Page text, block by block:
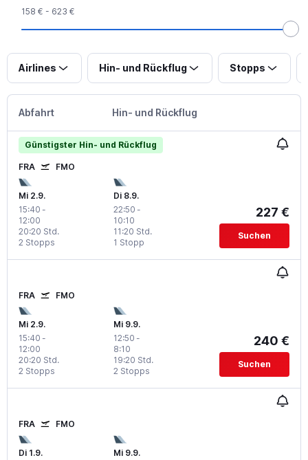
158 € - 623 €
Airlines Hin- und Rückflug Stopps
Abfahrt Hin- und Rückflug
Günstigster Hin- und Rückflug
FRA FMO
Mi 2.9.
15:40 -
12:00
2 Stopps
20:20 Std.
Di 8.9.
22:50 -
10:10
1 Stopp
11:20 Std.
227 €
Suchen
FRA FMO
Mi 2.9.
15:40 -
12:00
2 Stopps
20:20 Std.
Mi 9.9.
12:50 -
8:10
2 Stopps
19:20 Std.
240 €
Suchen
FRA FMO
Di 1.9.
Mi 9.9.